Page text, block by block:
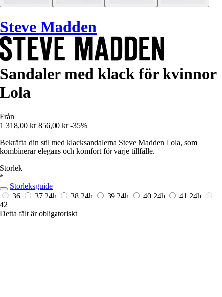
Steve Madden
Sandaler med klack för kvinnor
Lola
Från
1 318,00 kr 856,00 kr -35%
Bekräfta din stil med klacksandalerna Steve Madden Lola, som
kombinerar elegans och komfort för varje tillfälle.
Storlek
*
Storleksguide
36
37 24h 38 24h 39 24h 40 24h 41 24h
42
Detta fält är obligatoriskt